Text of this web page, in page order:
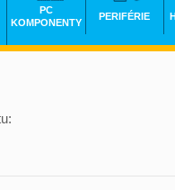
PC
KOMPONENTY
PERIFÉRIE